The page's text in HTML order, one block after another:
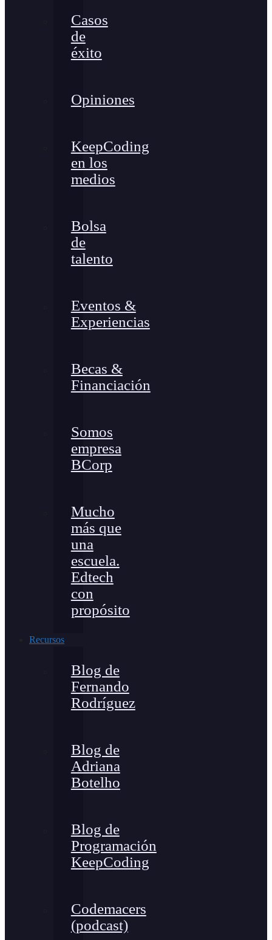
Casos
de
éxito
Opiniones
KeepCoding
en los
medios
Bolsa
de
talento
Eventos &
Experiencias
Becas &
Financiación
Somos
empresa
BCorp
Mucho
más que
una
escuela.
Edtech
con
propósito
Recursos
Blog de
Fernando
Rodríguez
Blog de
Adriana
Botelho
Blog de
Programación
KeepCoding
Codemacers
(podcast)